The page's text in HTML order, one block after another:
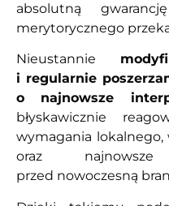
absolutną
merytorycznego
Nieustannie
i regularnie
o najnowsze
błyskawicznie
wymagania lokalnego,
oraz
przed nowoczesną